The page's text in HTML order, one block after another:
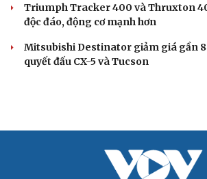
Triumph Tracker 400 và Thruxton
độc đáo, động cơ mạnh hơn
Mitsubishi Destinator giảm giá gần
quyết đấu CX-5 và Tucson